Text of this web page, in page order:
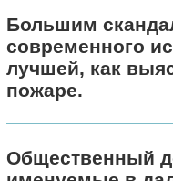
Большим
современного
лучшей, как
пожаре.
Общественный